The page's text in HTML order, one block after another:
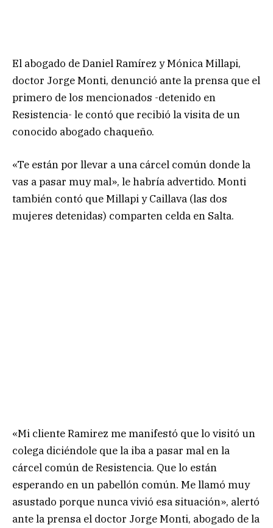
El abogado de Daniel Ramírez y Mónica Millapi,
doctor Jorge Monti, denunció ante la prensa que el
primero de los mencionados -detenido en
Resistencia- le contó que recibió la visita de un
conocido abogado chaqueño.
«Te están por llevar a una cárcel común donde la
vas a pasar muy mal», le habría advertido. Monti
también contó que Millapi y Caillava (las dos
mujeres detenidas) comparten celda en Salta.
«Mi cliente Ramirez me manifestó que lo visitó un
colega diciéndole que la iba a pasar mal en la
cárcel común de Resistencia. Que lo están
esperando en un pabellón común. Me llamó muy
asustado porque nunca vivió esa situación», alertó
ante la prensa el doctor Jorge Monti, abogado de la